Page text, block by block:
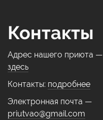
Контакты
Адрес нашего приюта —
здесь
Контакты: подробнее
Электронная почта —
priutvao@gmail.com